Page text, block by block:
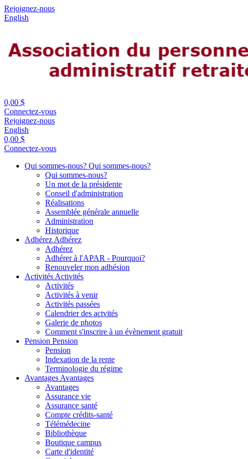
Rejoignez-nous
English
0,00 $
Connectez-vous
Rejoignez-nous
English
0,00 $
Connectez-vous
Qui sommes-nous? Qui sommes-nous?
Qui sommes-nous?
Un mot de la présidente
Conseil d'administration
Réalisations
Assemblée générale annuelle
Administration
Historique
Adhérez Adhérez
Adhérez
Adhérer à l'APAR - Pourquoi?
Renouveler mon adhésion
Activités Activités
Activités
Activités à venir
Activités passées
Calendrier des actvités
Galerie de photos
Comment s'inscrire à un évènement gratuit
Pension Pension
Pension
Indexation de la rente
Terminologie du régime
Avantages Avantages
Avantages
Assurance vie
Assurance santé
Compte crédits-santé
Télémédecine
Bibliothèque
Boutique campus
Carte d'identité